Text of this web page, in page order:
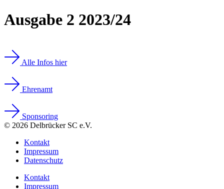
Ausgabe 2 2023/24
Alle Infos hier
Ehrenamt
Sponsoring
© 2026 Delbrücker SC e.V.
Kontakt
Impressum
Datenschutz
Kontakt
Impressum